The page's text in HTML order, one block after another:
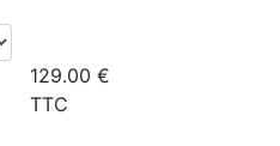
129.00 €
TTC